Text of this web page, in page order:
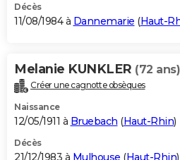
Décès
11/08/1984 à Dannemarie (Haut-
Melanie KUNKLER (72 ans)
Créer une cagnotte obsèques
Naissance
12/05/1911 à Bruebach (Haut-Rhin)
Décès
21/12/1983 à Mulhouse (Haut-Rhin)